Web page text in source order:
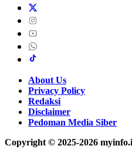
About Us
Privacy Policy
Redaksi
Disclaimer
Pedoman Media Siber
Copyright © 2025-2026